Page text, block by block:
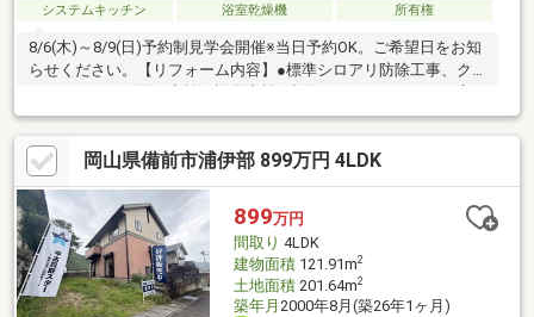
システムキッチン
浴室乾燥機 所有権
8/6(木)～8/9(日)予約制見学会開催※当日予約OK。ご希望日をお知
らせください。【リフォーム内容】●標準シロアリ防除工事、ク
リーニング、雨漏り点検、設備点検●水回りシステムキッチン交
換、ユニットバス交換、トイレ交換、洗面化粧台交換●内装間取
変更、室内ドア（一部）交換、床材上張り、シューズボックス交
換、クロス張替え、畳表替え、障子・襖張替え●その他設備給湯
器交換、インターホン設置、火災警報器設置、照明器具交換【お
すすめポイント】・本物件は条件により住宅ロー
岡山県備前市浦伊部 899万円 4LDK
899万円
間取り 4LDK
建物面積121.91m2
土地面積201.64m2
築年月 2000年8月(築26年1ヶ月)